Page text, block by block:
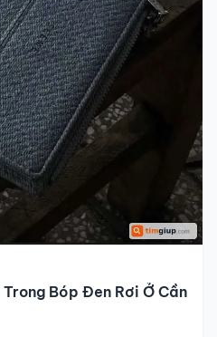
Bóp Đen Rơi Ở Cần